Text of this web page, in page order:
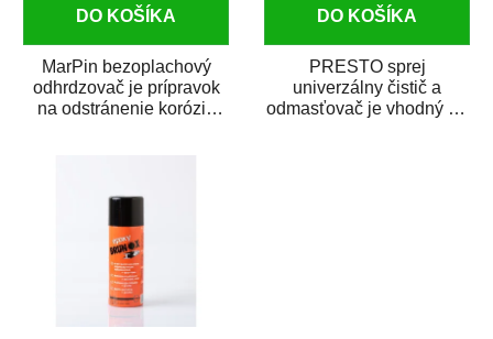
DO KOŠÍKA
MarPin bezoplachový
odhrdzovač je prípravok
na odstránenie korózie
DO KOŠÍKA
PRESTO sprej
univerzálny čistič a
odmasťovač je vhodný na